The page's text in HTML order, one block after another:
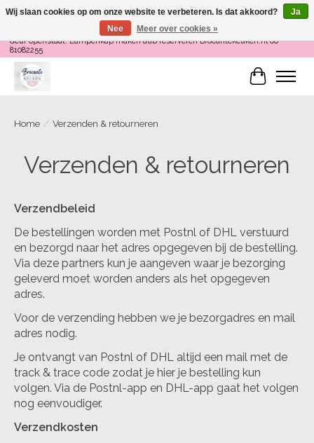
Loop binnen om Servies te Schilderen op do en zaterdag 12-16 uur of als de
deur openstaat! Lampenkap maken aub reserveren Brocantekeuken.nl 06
81082255
Home / Verzenden & retourneren
Verzenden & retourneren
Verzendbeleid
De bestellingen worden met Postnl of DHL verstuurd
en bezorgd naar het adres opgegeven bij de bestelling.
Via deze partners kun je aangeven waar je bezorging
geleverd moet worden anders als het opgegeven
adres.
Voor de verzending hebben we je bezorgadres en mail
adres nodig.
Je ontvangt van Postnl of DHL altijd een mail met de
track & trace code zodat je hier je bestelling kun
volgen. Via de Postnl-app en DHL-app gaat het volgen
nog eenvoudiger.
Verzendkosten
Wij slaan cookies op om onze website te verbeteren. Is dat akkoord?
Ja
Nee
Meer over cookies »